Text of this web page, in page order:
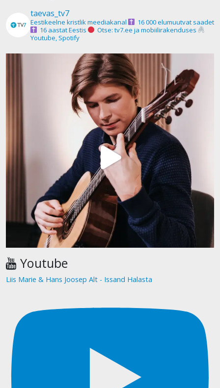
taevas_tv7
Eestikeelne kristlik meediakanal
16 000 elumuutvat saadet
16 aastat Eestis
Otse: tv7.ee ja mobiilirakenduses
Youtube, Spotify
Youtube
Liis Marie & Hans Joosep Alt - Issand Halasta